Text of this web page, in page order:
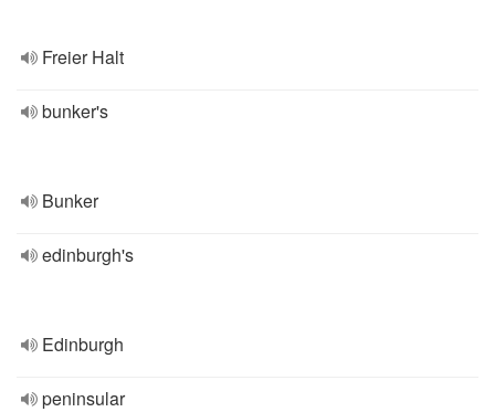
Freier Halt
bunker's
Bunker
edinburgh's
Edinburgh
peninsular